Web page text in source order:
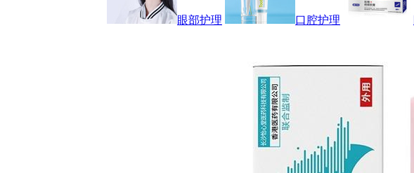
眼部护理 口腔护理